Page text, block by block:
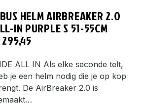
HELM AIRBREAKER 2.0
IN PURPLE S 51-55CM
295,45
ALL IN Als elke seconde telt,
je een helm nodig die je op kop
De AirBreaker 2.0 is